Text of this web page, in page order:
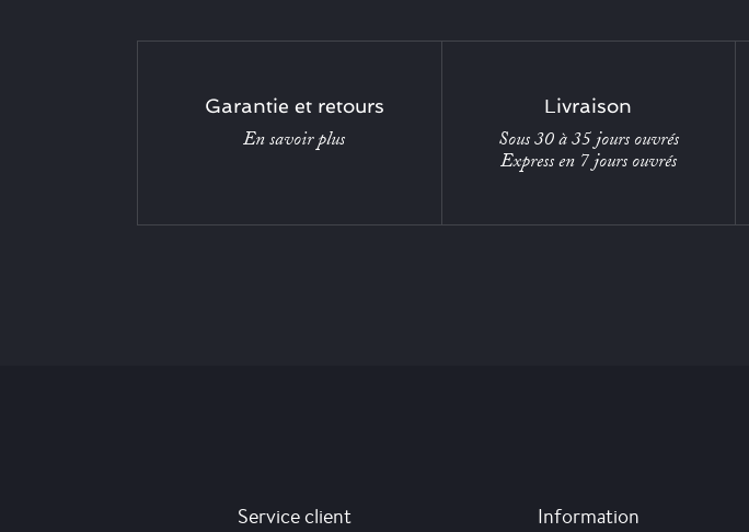
Garantie et retours
En savoir plus
Livraison
Sous 30 à 35 jours ouvrés
Express en 7 jours ouvrés
Service client Information